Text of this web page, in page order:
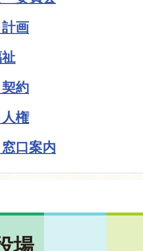
画
約
権
口案内
場